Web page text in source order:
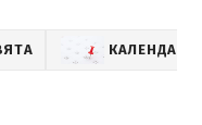
КАЛЕНДАР